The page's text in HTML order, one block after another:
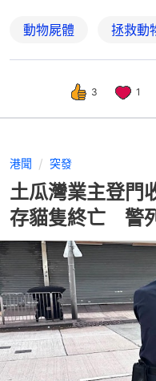
動物屍體 拯救動
3 1
港聞 突發
土瓜灣業主登
存貓隻終亡 警